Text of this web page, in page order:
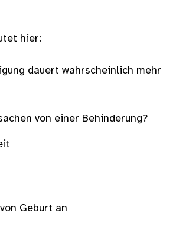
hier:
dauert wahrscheinlich mehr
von einer Behinderung?
Geburt an